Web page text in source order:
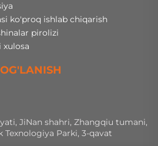
ko'proq ishlab chiqarish
pirolizi
xulosa
JiNan shahri, Zhangqiu tumani,
Texnologiya Parki, 3-qavat